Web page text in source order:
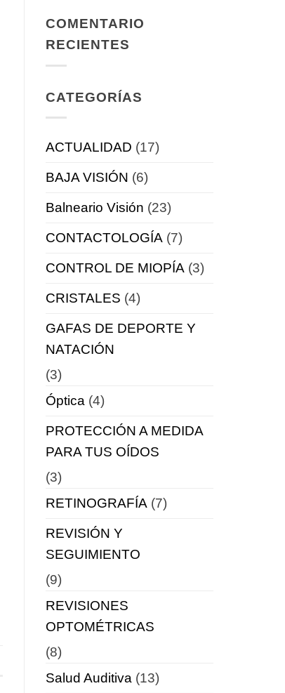
COMENTARIO
RECIENTES
CATEGORÍAS
ACTUALIDAD (17)
BAJA VISIÓN (6)
Balneario Visión (23)
CONTACTOLOGÍA (7)
CONTROL DE MIOPÍA (3)
CRISTALES (4)
GAFAS DE DEPORTE Y
NATACIÓN
(3)
Óptica (4)
PROTECCIÓN A MEDIDA
PARA TUS OÍDOS
(3)
RETINOGRAFÍA (7)
REVISIÓN Y
SEGUIMIENTO
(9)
REVISIONES
OPTOMÉTRICAS
(8)
Salud Auditiva (13)